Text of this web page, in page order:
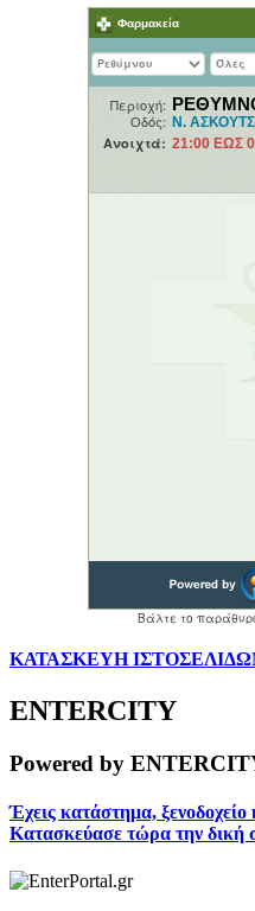
ΚΑΤΑΣΚΕΥΗ
ENTERCITY
Powered by
Έχεις κατάστημα, ξενοδοχείο
Κατασκεύασε τώρα την δική